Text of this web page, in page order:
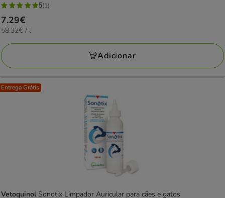
5
estrelas
com
1
avaliações
5(1)
Preço
7.29€
7.29€
58.32€
L
58.32€ / l
Adicionar
Entrega Grátis
Vetoquinol Sonotix Limpador Auricular para cães e gatos